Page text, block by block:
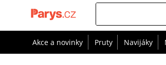
Akce a novinky Pruty Navijáky